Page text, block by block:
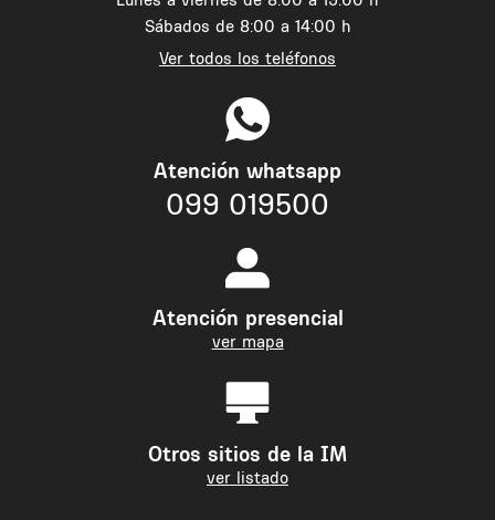
Sábados de 8:00 a 14:00 h
Ver todos los teléfonos
Atención whatsapp
099 019500
Atención presencial
ver mapa
Otros sitios de la IM
ver listado